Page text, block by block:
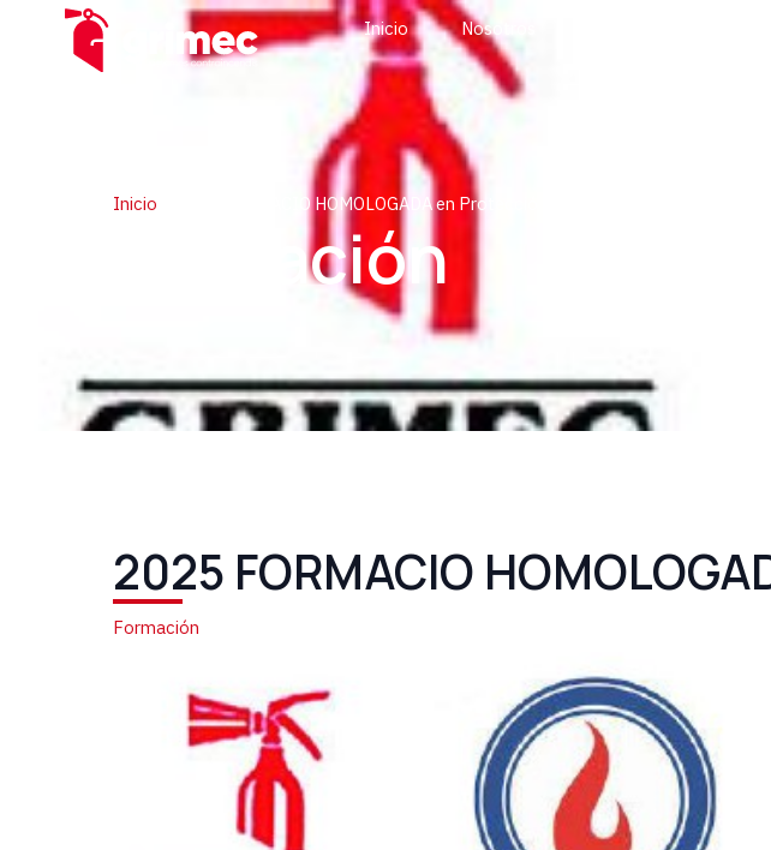
Inicio Nosotros
Inicio 2025 FORMACIO HOMOLOGADA en Protecció Contra Incendis
Formación
2025 FORMACIO
Formación